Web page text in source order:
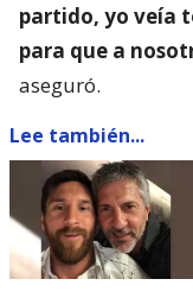
partido, yo veía
para que a
aseguró.
Lee también...